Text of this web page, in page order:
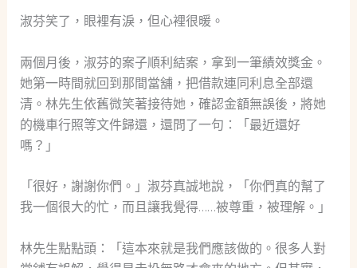
淑芬笑了，眼裡有淚，但心裡很暖。
兩個月後，淑芬的案子順利結案，拿到一筆績效獎金。
她第一時間就回到那間當舖，把借款連同利息全部還
清。林先生依舊微笑著接待她，確認金額無誤後，將她
的機車行照等文件歸還，還問了一句：「最近還好
嗎？」
「很好，謝謝你們。」淑芬真誠地說，「你們真的幫了
我一個很大的忙，而且讓我覺得……被尊重，被理解。」
林先生點點頭：「這本來就是我們應該做的。很多人對